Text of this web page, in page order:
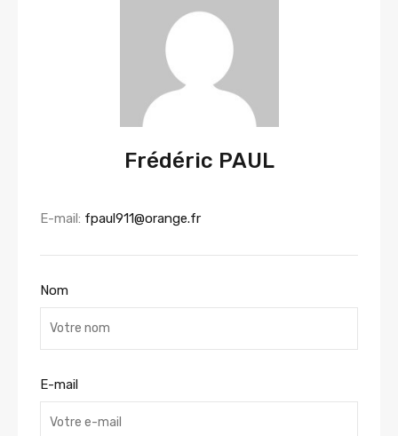
Frédéric PAUL
E-mail: fpaul911@orange.fr
Nom
E-mail